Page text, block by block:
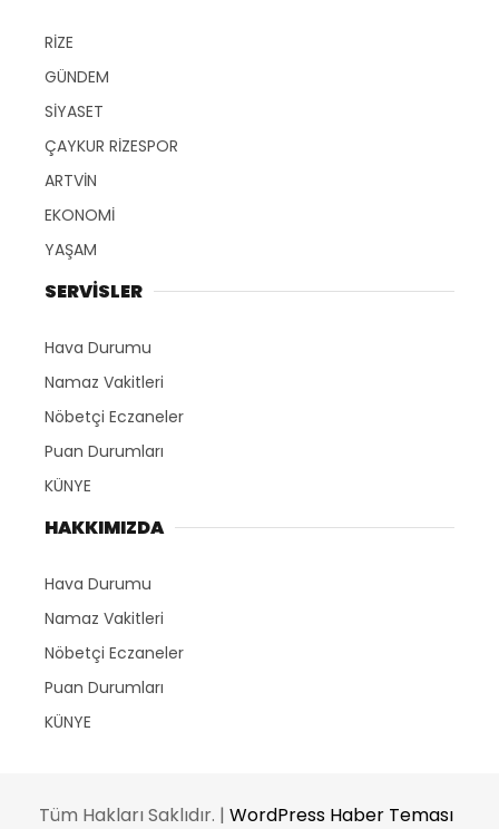
RİZE
GÜNDEM
SİYASET
ÇAYKUR RİZESPOR
ARTVİN
EKONOMİ
YAŞAM
SERVİSLER
Hava Durumu
Namaz Vakitleri
Nöbetçi Eczaneler
Puan Durumları
KÜNYE
HAKKIMIZDA
Hava Durumu
Namaz Vakitleri
Nöbetçi Eczaneler
Puan Durumları
KÜNYE
Tüm Hakları Saklıdır. | WordPress Haber Teması